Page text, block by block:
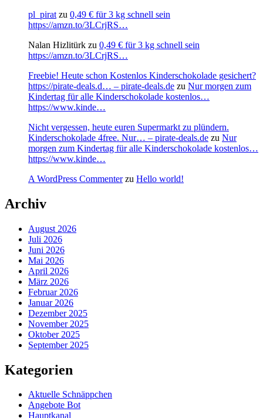
pl_pirat zu 0,49 € für 3 kg schnell sein
https://amzn.to/3LCrjRS…
Nalan Hizlitürk zu 0,49 € für 3 kg schnell sein
https://amzn.to/3LCrjRS…
Freebie! Heute schon Kostenlos Kinderschokolade gesichert?
https://pirate-deals.d… – pirate-deals.de zu Nur morgen zum
Kindertag für alle Kinderschokolade kostenlos…
https://www.kinde…
Nicht vergessen, heute euren Supermarkt zu plündern.
Kinderschokolade 4free. Nur… – pirate-deals.de zu Nur
morgen zum Kindertag für alle Kinderschokolade kostenlos…
https://www.kinde…
A WordPress Commenterzu Hello world!
Archiv
August 2026
Juli 2026
Juni 2026
Mai 2026
April 2026
März 2026
Februar 2026
Januar 2026
Dezember 2025
November 2025
Oktober 2025
September 2025
Kategorien
Aktuelle Schnäppchen
Angebote Bot
Hauptkanal